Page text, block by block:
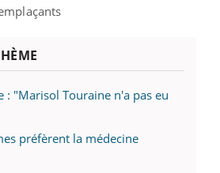
: "Marisol Touraine n'a pas eu
préfèrent la médecine